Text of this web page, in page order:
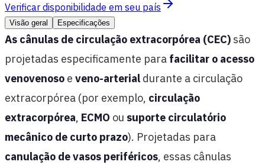
Verificar disponibilidade em seu país
Visão geral Especificações
As cânulas de circulação extracorpórea (CEC) são
projetadas especificamente para facilitar o acesso
venovenoso e veno-arterial durante a circulação
extracorpórea (por exemplo, circulação
extracorpórea, ECMO ou suporte circulatório
mecânico de curto prazo). Projetadas para
canulação de vasos periféricos, essas cânulas